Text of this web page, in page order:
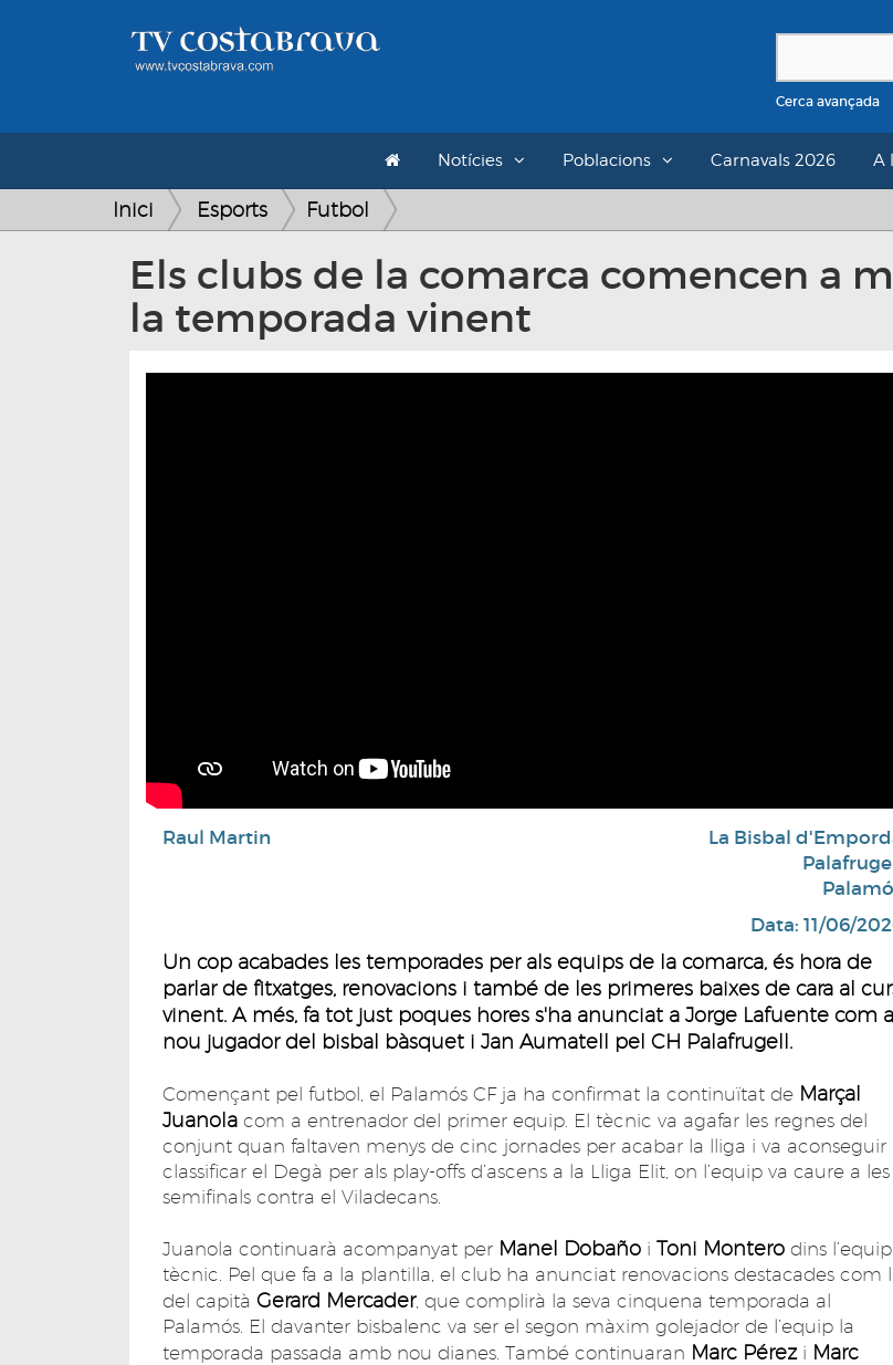
Cerca avançada
Notícies Poblacions Carnavals 2026 A
Inici Esports Futbol
Els clubs de la comarca comencen a
la temporada vinent
Raul Martin
La Bisbal
Data: 11/06/
Un cop acabades les temporades per als equips de la comarca, és hora de
parlar de fitxatges, renovacions i també de les primeres baixes de cara al
vinent. A més, fa tot just poques hores s'ha anunciat a Jorge Lafuente com a
nou jugador del bisbal bàsquet i Jan Aumatell pel CH Palafrugell.
Començant pel futbol, el Palamós CF ja ha confirmat la continuïtat de Marçal
Juanola com a entrenador del primer equip. El tècnic va agafar les regnes del
conjunt quan faltaven menys de cinc jornades per acabar la lliga i va aconseguir
classificar el Degà per als play-offs d’ascens a la Lliga Elit, on l’equip va caure a les
semifinals contra el Viladecans.
Juanola continuarà acompanyat per Manel Dobaño i Toni Montero dins l’equip
tècnic. Pel que fa a la plantilla, el club ha anunciat renovacions destacades com
del capità Gerard Mercader, que complirà la seva cinquena temporada al
Palamós. El davanter bisbalenc va ser el segon màxim golejador de l’equip la
temporada passada amb nou dianes. També continuaran Marc Pérezi Marc